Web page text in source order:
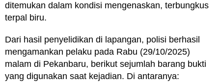
ditemukan dalam kondisi mengenaskan, terbungkus
terpal biru.
Dari hasil penyelidikan di lapangan, polisi berhasil
mengamankan pelaku pada Rabu (29/10/2025)
malam di Pekanbaru, berikut sejumlah barang bukti
yang digunakan saat kejadian. Di antaranya: